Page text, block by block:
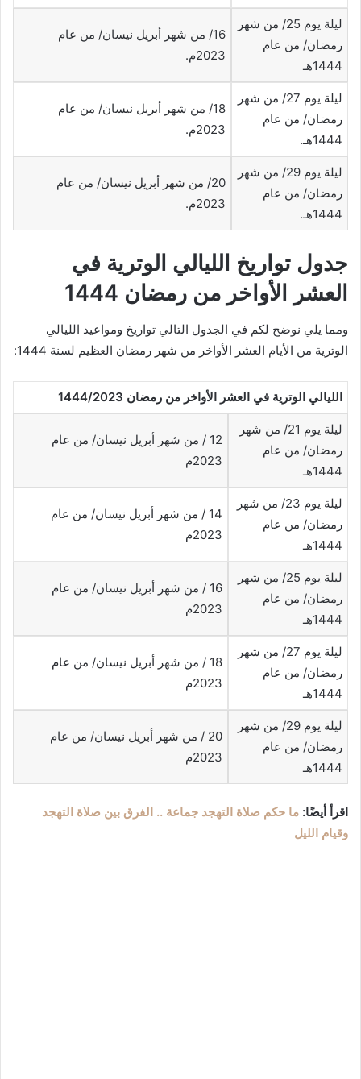
ليلة يوم 25/ من شهر
رمضان/ من عام
1444هـ
16/ من شهر أبريل نيسان/ من عام
2023م.
ليلة يوم 27/ من شهر
رمضان/ من عام
1444هـ.
18/ من شهر أبريل نيسان/ من عام
2023م.
ليلة يوم 29/ من شهر
رمضان/ من عام
1444هـ.
20/ من شهر أبريل نيسان/ من عام
2023م.
جدول تواريخ الليالي الوترية في
العشر الأواخر من رمضان 1444
ومما يلي نوضح لكم في الجدول التالي تواريخ ومواعيد الليالي
الوترية من الأيام العشر الأواخر من شهر رمضان العظيم لسنة 1444:
الليالي الوترية في العشر الأواخر من رمضان 1444/2023
ليلة يوم 21/ من شهر
رمضان/ من عام
1444هـ
12 / من شهر أبريل نيسان/ من عام
2023م
ليلة يوم 23/ من شهر
رمضان/ من عام
1444هـ
14 / من شهر أبريل نيسان/ من عام
2023م
ليلة يوم 25/ من شهر
رمضان/ من عام
1444هـ
16 / من شهر أبريل نيسان/ من عام
2023م
ليلة يوم 27/ من شهر
رمضان/ من عام
1444هـ
18 / من شهر أبريل نيسان/ من عام
2023م
ليلة يوم 29/ من شهر
رمضان/ من عام
1444هـ
20 / من شهر أبريل نيسان/ من عام
2023م
اقرأ أيضًا: ما حكم صلاة التهجد جماعة .. الفرق بين صلاة التهجد
وقيام الليل